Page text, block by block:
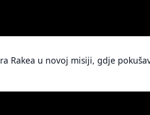
Rakea u novoj misiji, gdje